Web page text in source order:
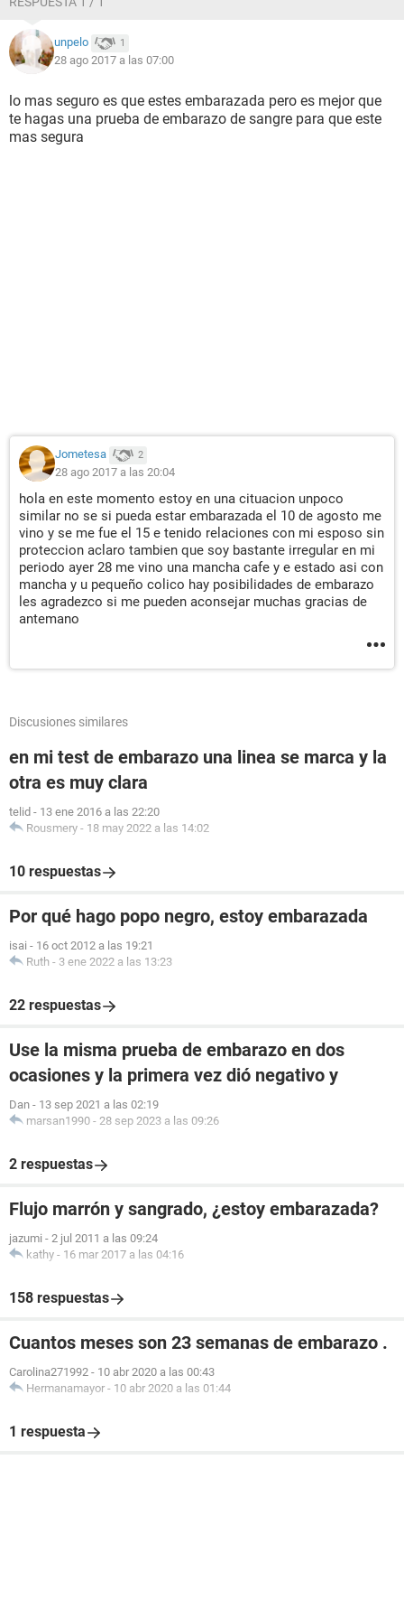
unpelo 1
28 ago 2017 a las 07:00
lo mas seguro es que estes embarazada pero es mejor que
te hagas una prueba de embarazo de sangre para que este
mas segura
Jometesa 2
28 ago 2017 a las 20:04
hola en este momento estoy en una cituacion unpoco
similar no se si pueda estar embarazada el 10 de agosto me
vino y se me fue el 15 e tenido relaciones con mi esposo sin
proteccion aclaro tambien que soy bastante irregular en mi
periodo ayer 28 me vino una mancha cafe y e estado asi con
mancha y u pequeño colico hay posibilidades de embarazo
les agradezco si me pueden aconsejar muchas gracias de
antemano
Discusiones similares
en mi test de embarazo una linea se marca y la
otra es muy clara
telid - 13 ene 2016 a las 22:20
Rousmery - 18 may 2022 a las 14:02
10 respuestas
Por qué hago popo negro, estoy embarazada
isai - 16 oct 2012 a las 19:21
Ruth - 3 ene 2022 a las 13:23
22 respuestas
Use la misma prueba de embarazo en dos
ocasiones y la primera vez dió negativo y
Dan - 13 sep 2021 a las 02:19
marsan1990 - 28 sep 2023 a las 09:26
2 respuestas
Flujo marrón y sangrado, ¿estoy embarazada?
jazumi - 2 jul 2011 a las 09:24
kathy - 16 mar 2017 a las 04:16
158 respuestas
Cuantos meses son 23 semanas de embarazo .
Carolina271992 - 10 abr 2020 a las 00:43
Hermanamayor - 10 abr 2020 a las 01:44
1 respuesta